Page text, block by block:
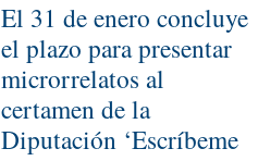
El 31 de enero concluye
el plazo para presentar
microrrelatos al
certamen de la
Diputación ‘Escríbeme